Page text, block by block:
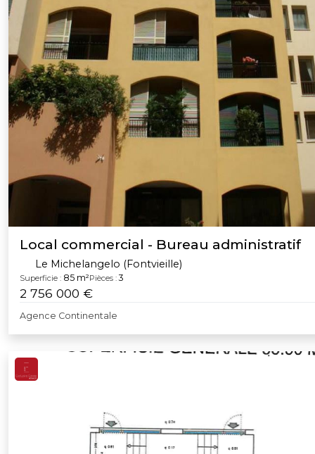
Local commercial - Bureau administratif
Le Michelangelo (Fontvieille)
Superficie : 85 m²Pièces : 3
2 756 000 €
Agence Continentale